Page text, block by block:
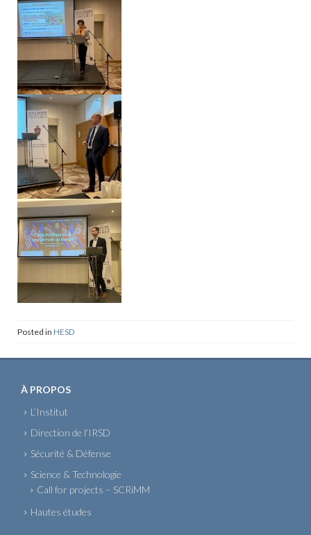
Posted in HESD
À PROPOS
L’Institut
Direction de l’IRSD
Sécurité & Défense
Science & Technologie
Call for projects – SCRiMM
Hautes études